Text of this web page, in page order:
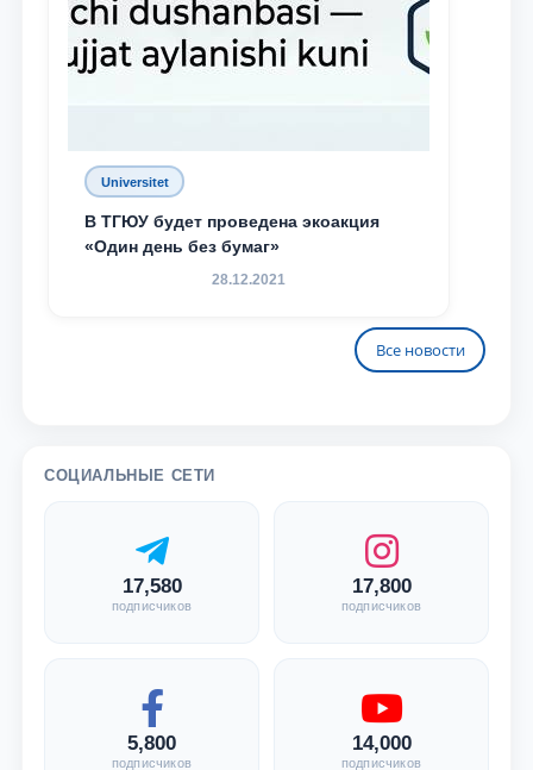
Universitet
В ТГЮУ будет проведена экоакция
«Один день без бумаг»
28.12.2021
Все новости
СОЦИАЛЬНЫЕ СЕТИ
17,580
подписчиков
17,800
подписчиков
5,800
подписчиков
14,000
подписчиков